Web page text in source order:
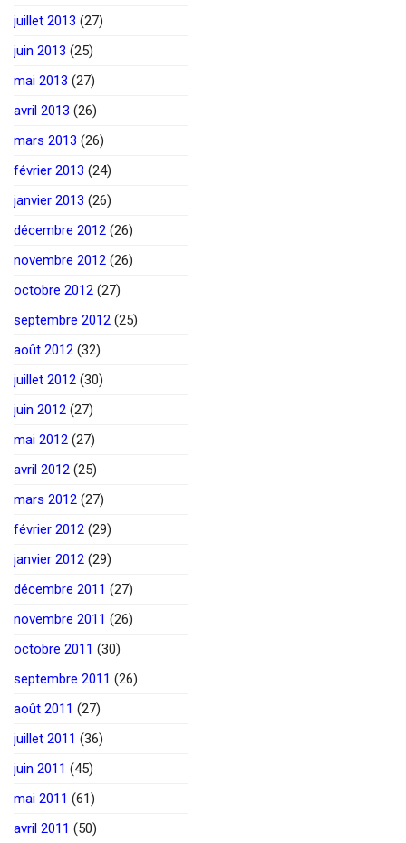
juillet 2013 (27)
juin 2013 (25)
mai 2013 (27)
avril 2013 (26)
mars 2013 (26)
février 2013 (24)
janvier 2013 (26)
décembre 2012 (26)
novembre 2012 (26)
octobre 2012 (27)
septembre 2012 (25)
août 2012 (32)
juillet 2012 (30)
juin 2012 (27)
mai 2012 (27)
avril 2012 (25)
mars 2012 (27)
février 2012 (29)
janvier 2012 (29)
décembre 2011 (27)
novembre 2011 (26)
octobre 2011 (30)
septembre 2011 (26)
août 2011 (27)
juillet 2011 (36)
juin 2011 (45)
mai 2011 (61)
avril 2011 (50)